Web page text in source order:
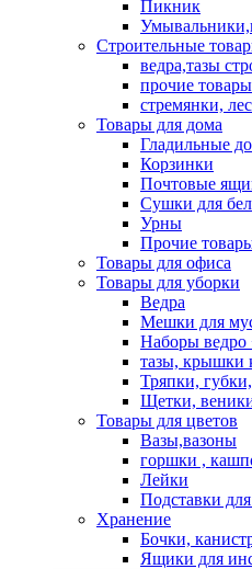
Пикник
Строительные
ведра,тазы
прочие товары
стремянки,
Товары для дома
Гладильные
Корзинки
Почтовые
Сушки для
Урны
Прочие
Товары для офиса
Товары для уборки
Ведра
Мешки для
Наборы
тазы, крышки
Тряпки,
Щетки,
Товары для цветов
Вазы,вазоны
горшки ,
Лейки
Подставки
Хранение
Бочки,
Ящики для